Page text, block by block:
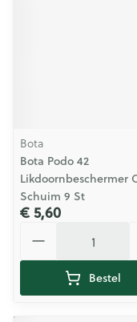
Bota
Bota Podo 42
Likdoornbeschermer
Schuim 9 St
€ 5,60
Bestel